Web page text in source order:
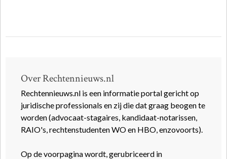
Over Rechtennieuws.nl
Rechtennieuws.nl is een informatie portal gericht op
juridische professionals en zij die dat graag beogen te
worden (advocaat-stagaires, kandidaat-notarissen,
RAIO's, rechtenstudenten WO en HBO, enzovoorts).
Op de voorpagina wordt, gerubriceerd in